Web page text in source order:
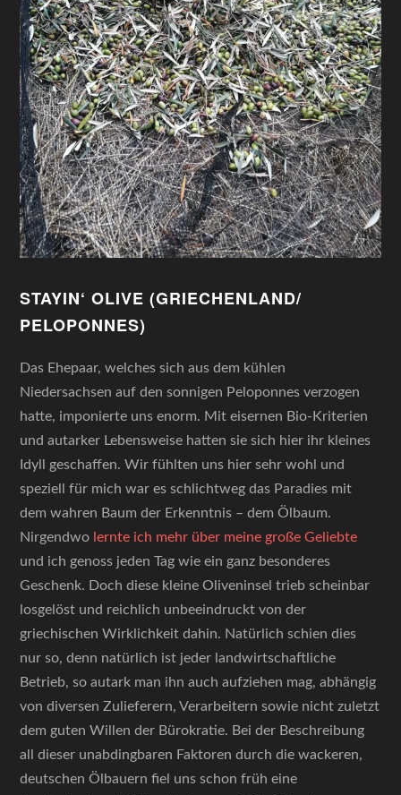
STAYIN‘ OLIVE (GRIECHENLAND/
PELOPONNES)
Das Ehepaar, welches sich aus dem kühlen
Niedersachsen auf den sonnigen Peloponnes verzogen
hatte, imponierte uns enorm. Mit eisernen Bio-Kriterien
und autarker Lebensweise hatten sie sich hier ihr kleines
Idyll geschaffen. Wir fühlten uns hier sehr wohl und
speziell für mich war es schlichtweg das Paradies mit
dem wahren Baum der Erkenntnis – dem Ölbaum.
Nirgendwo lernte ich mehr über meine große Geliebte
und ich genoss jeden Tag wie ein ganz besonderes
Geschenk. Doch diese kleine Oliveninsel trieb scheinbar
losgelöst und reichlich unbeeindruckt von der
griechischen Wirklichkeit dahin. Natürlich schien dies
nur so, denn natürlich ist jeder landwirtschaftliche
Betrieb, so autark man ihn auch aufziehen mag, abhängig
von diversen Zulieferern, Verarbeitern sowie nicht zuletzt
dem guten Willen der Bürokratie. Bei der Beschreibung
all dieser unabdingbaren Faktoren durch die wackeren,
deutschen Ölbauern fiel uns schon früh eine